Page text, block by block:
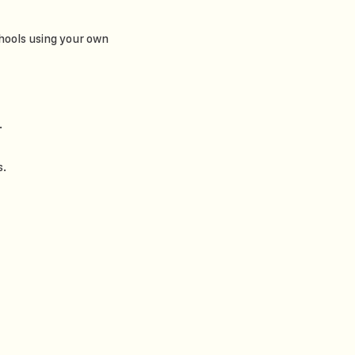
using your own